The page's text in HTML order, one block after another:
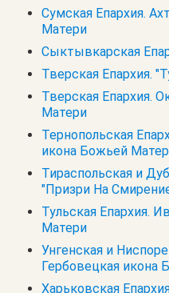
Сумская Епархия.
Матери
Сыктывкарская
Тверская Епархия.
Тверская Епархия.
Матери
Тернопольская
икона Божьей
Тираспольская и
"Призри На
Тульская Епархия.
Матери
Унгенская и
Гербовецкая икона
Харьковская